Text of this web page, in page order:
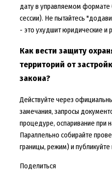
дату в управляемом
сессии). Не пытайтесь
- это ухудшит юридические и
Как вести защиту
территорий от
закона?
Действуйте через
замечания, запросы
процедуре, оспаривание при
Параллельно собирайте
границы, режим) и
Поделиться